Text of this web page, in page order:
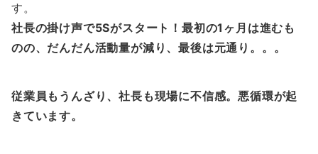
す。
社長の掛け声で5Sがスタート！最初の1ヶ月は進むも
のの、だんだん活動量が減り、最後は元通り。。。
従業員もうんざり、社長も現場に不信感。悪循環が起
きています。